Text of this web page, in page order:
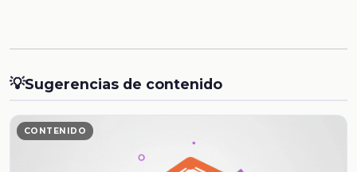
💡Sugerencias de contenido
CONTENIDO